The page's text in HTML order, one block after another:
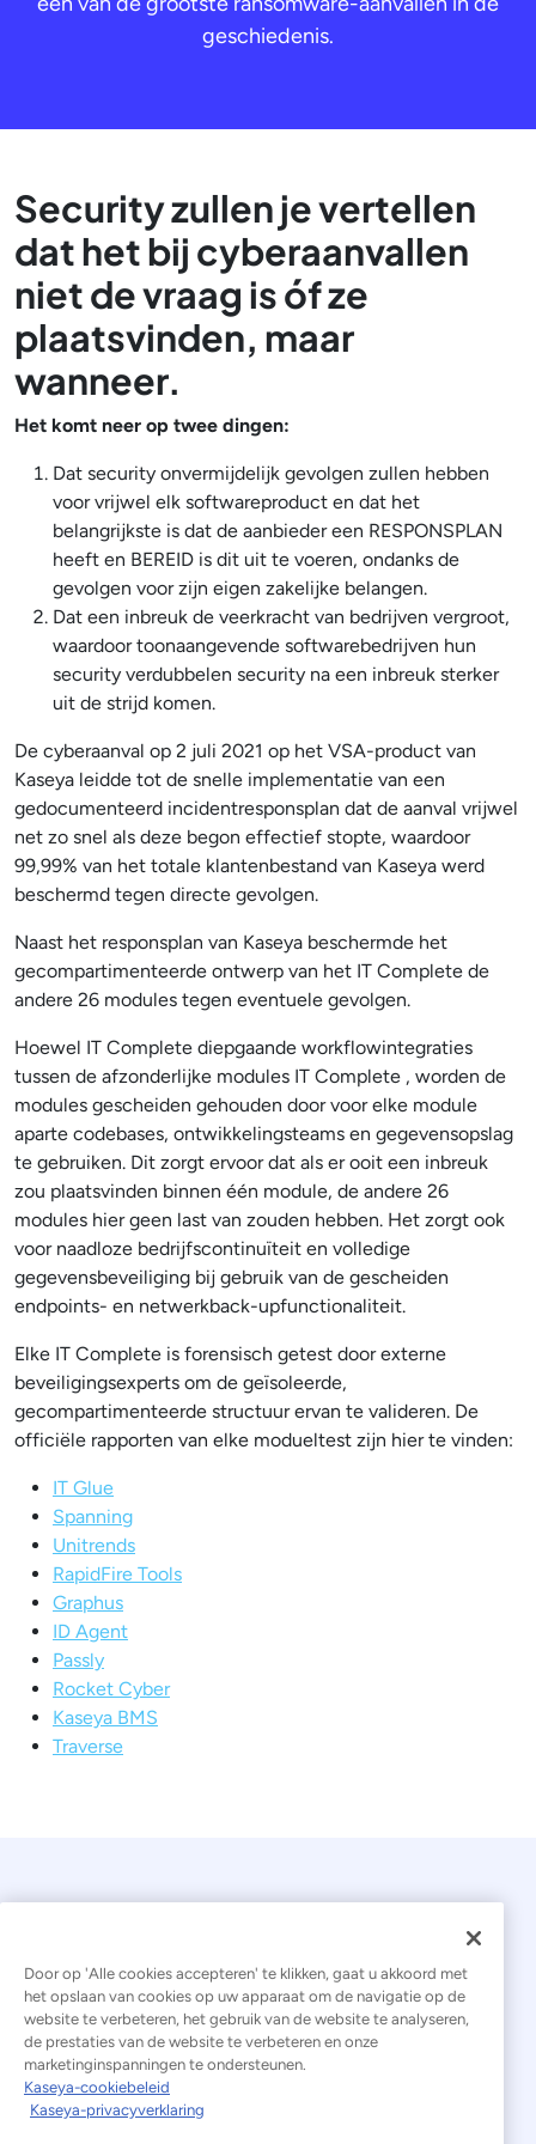
geschiedenis.
Security zullen je vertellen
dat het bij cyberaanvallen
niet de vraag is óf ze
plaatsvinden, maar
wanneer.
Het komt neer op twee dingen:
Dat security onvermijdelijk gevolgen zullen hebben
voor vrijwel elk softwareproduct en dat het
belangrijkste is dat de aanbieder een RESPONSPLAN
heeft en BEREID is dit uit te voeren, ondanks de
gevolgen voor zijn eigen zakelijke belangen.
Dat een inbreuk de veerkracht van bedrijven vergroot,
waardoor toonaangevende softwarebedrijven hun
security verdubbelen security na een inbreuk sterker
uit de strijd komen.
De cyberaanval op 2 juli 2021 op het VSA-product van
Kaseya leidde tot de snelle implementatie van een
gedocumenteerd incidentresponsplan dat de aanval vrijwel
net zo snel als deze begon effectief stopte, waardoor
99,99% van het totale klantenbestand van Kaseya werd
beschermd tegen directe gevolgen.
Naast het responsplan van Kaseya beschermde het
gecompartimenteerde ontwerp van het IT Complete de
andere 26 modules tegen eventuele gevolgen.
Hoewel IT Complete diepgaande workflowintegraties
tussen de afzonderlijke modules IT Complete , worden de
modules gescheiden gehouden door voor elke module
aparte codebases, ontwikkelingsteams en gegevensopslag
te gebruiken. Dit zorgt ervoor dat als er ooit een inbreuk
zou plaatsvinden binnen één module, de andere 26
modules hier geen last van zouden hebben. Het zorgt ook
voor naadloze bedrijfscontinuïteit en volledige
gegevensbeveiliging bij gebruik van de gescheiden
endpoints- en netwerkback-upfunctionaliteit.
Elke IT Complete is forensisch getest door externe
beveiligingsexperts om de geïsoleerde,
gecompartimenteerde structuur ervan te valideren. De
officiële rapporten van elke modueltest zijn hier te vinden:
IT Glue
Spanning
Unitrends
RapidFire Tools
Graphus
ID Agent
Passly
Rocket Cyber
Kaseya BMS
Traverse
© 2026 Kaseya. Alle rechten voorbehouden.
Nederlands
Verklaring inzake moderne slavernij
Door op 'Alle cookies accepteren' te klikken, gaat u akkoord met
het opslaan van cookies op uw apparaat om de navigatie op de
website te verbeteren, het gebruik van de website te analyseren,
de prestaties van de website te verbeteren en onze
marketinginspanningen te ondersteunen.
Kaseya-cookiebeleid
Kaseya-privacyverklaring